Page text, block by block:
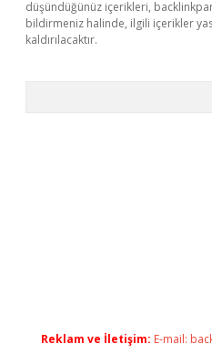
düşündüğünüz içerikleri,
bildirmeniz halinde, ilgili içerikler
kaldırılacaktır.
Reklam ve İletişim: E-mail: